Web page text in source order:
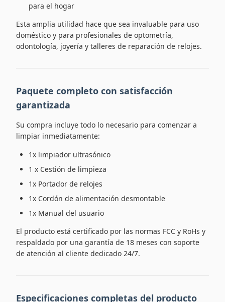
para el hogar
Esta amplia utilidad hace que sea invaluable para uso
doméstico y para profesionales de optometría,
odontología, joyería y talleres de reparación de relojes.
Paquete completo con satisfacción
garantizada
Su compra incluye todo lo necesario para comenzar a
limpiar inmediatamente:
1x limpiador ultrasónico
1 x Cestión de limpieza
1x Portador de relojes
1x Cordón de alimentación desmontable
1x Manual del usuario
El producto está certificado por las normas FCC y RoHs y
respaldado por una garantía de 18 meses con soporte
de atención al cliente dedicado 24/7.
Especificaciones completas del producto